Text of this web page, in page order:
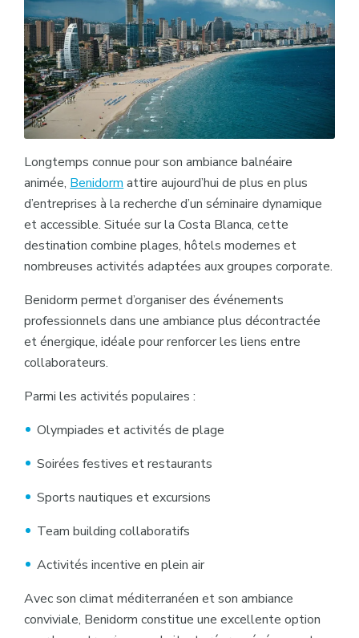
Longtemps connue pour son ambiance balnéaire
animée, Benidorm attire aujourd’hui de plus en plus
d’entreprises à la recherche d’un séminaire dynamique
et accessible. Située sur la Costa Blanca, cette
destination combine plages, hôtels modernes et
nombreuses activités adaptées aux groupes corporate.
Benidorm permet d’organiser des événements
professionnels dans une ambiance plus décontractée
et énergique, idéale pour renforcer les liens entre
collaborateurs.
Parmi les activités populaires :
Olympiades et activités de plage
Soirées festives et restaurants
Sports nautiques et excursions
Team building collaboratifs
Activités incentive en plein air
Avec son climat méditerranéen et son ambiance
conviviale, Benidorm constitue une excellente option